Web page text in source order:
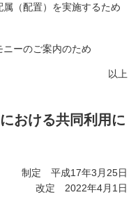
（配置）を実施するため
ーのご案内のため
以上
おける共同利用に
制定 平成17年3月25日
改定 2022年4月1日